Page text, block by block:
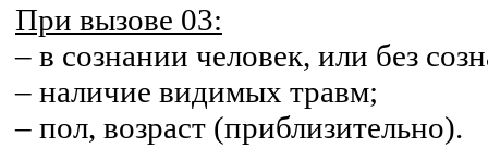
При вызове 03:
– в сознании человек, или без
– наличие видимых травм;
– пол, возраст (приблизительно).